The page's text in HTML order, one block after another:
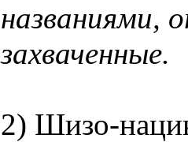
названиями,
захваченные.
2) Шизо-